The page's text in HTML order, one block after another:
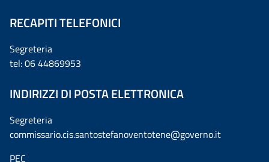
RECAPITI TELEFONICI
Segreteria
tel: 06 44869953
INDIRIZZI DI POSTA ELETTRONICA
Segreteria
commissario.cis.santostefanoventotene@governo.it
PEC